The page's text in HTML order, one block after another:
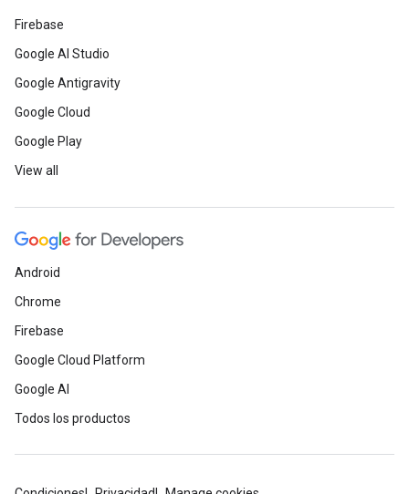
Firebase
Google AI Studio
Google Antigravity
Google Cloud
Google Play
View all
Android
Chrome
Firebase
Google Cloud Platform
Google AI
Todos los productos